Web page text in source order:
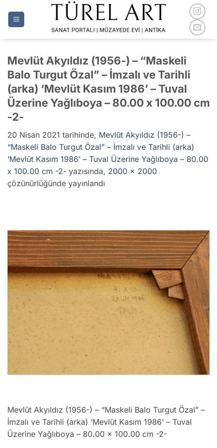
Mevlüt Akyıldız (1956-) – “Maskeli
Balo Turgut Özal” – İmzalı ve Tarihli
(arka) ‘Mevlüt Kasım 1986’ – Tuval
Üzerine Yağlıboya – 80.00 x 100.00 cm
-2-
20 Nisan 2021 tarihinde, Mevlüt Akyıldız (1956-) –
“Maskeli Balo Turgut Özal” – İmzalı ve Tarihli (arka)
‘Mevlüt Kasım 1986’ – Tuval Üzerine Yağlıboya – 80.00
x 100.00 cm -2- yazısında, 2000 × 2000
çözünürlüğünde yayınlandı
Mevlüt Akyıldız (1956-) – “Maskeli Balo Turgut Özal” –
İmzalı ve Tarihli (arka) ‘Mevlüt Kasım 1986’ – Tuval
Üzerine Yağlıboya – 80.00 x 100.00 cm -2-